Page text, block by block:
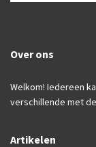
Over ons
Welkom! Iedereen
verschillende met
Artikelen